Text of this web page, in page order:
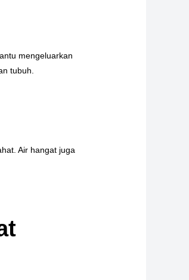
mengeluarkan
tubuh.
Air hangat juga